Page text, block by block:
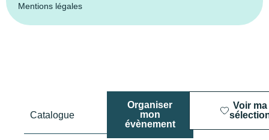
Mentions légales
Catalogue
Organiser
mon
évènement
Voir ma